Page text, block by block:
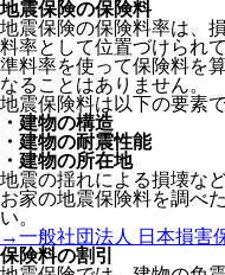
地震保険の保険料
地震保険の保険料率は、
料率として位置づけられ
準料率を使って保険料を
なることはありません。
地震保険料は以下の要素
・建物の構造
・建物の耐震性能
・建物の所在地
地震の揺れによる損壊な
お家の地震保険料を調べ
い。
→一般社団法人 日本損害
保険料の割引